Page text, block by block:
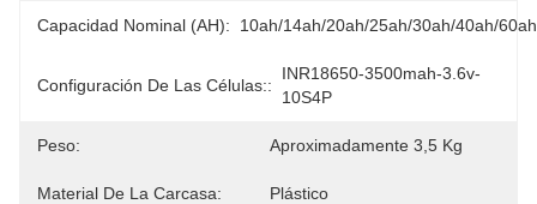
Capacidad Nominal (AH): 10ah/14ah/20ah/25ah/30ah/40ah/60ah
Configuración De Las Células::
INR18650-3500mah-3.6v-
10S4P
Peso: Aproximadamente 3,5 Kg
Material De La Carcasa: Plástico